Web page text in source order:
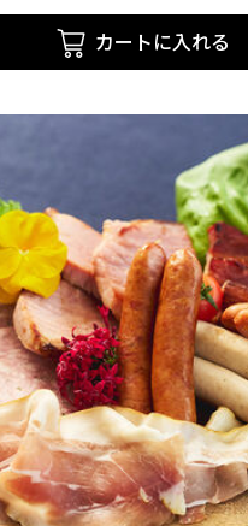
カートに入れる